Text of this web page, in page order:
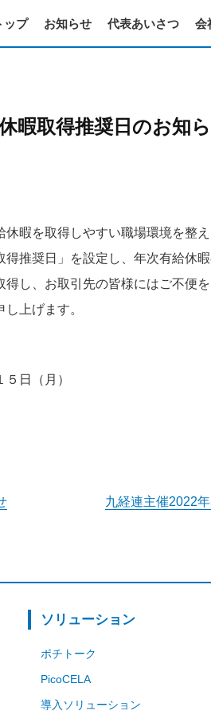
ップ お知らせ 代表あいさつ 会
暇取得推奨日のお知
暇を取得しやすい職場環境を整
推奨日」を設定し、年次有給休
し、お取引先の皆様にはご不便を
上げます。
日（月）
九経連主催2022
ソリューション
ポチトーク
PicoCELA
導入ソリューション